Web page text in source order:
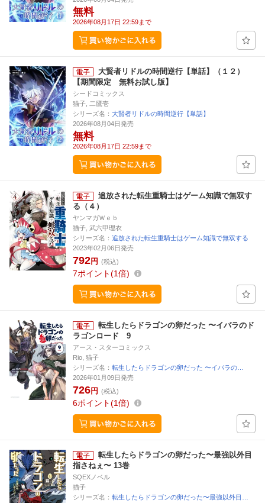
無料
2026年08月17日 22:59まで
大賢者リドルの時間逆行【単話】（１２）
【期間限定 無料お試し版】
シードコミックス
猫子, 二鷹壱
シリーズ名： 大賢者リドルの時間逆行【単話】
2026年08月04日発売
無料
2026年08月17日 22:59まで
追放された転生重騎士はゲーム知識で無双す
る（４）
ヤンマガＷｅｂ
猫子, 武六甲理衣
シリーズ名： 追放された転生重騎士はゲーム知識で無双する
2023年02月06日発売
792円 (税込)
7ポイント 1倍
転生したらドラゴンの卵だった 〜イバラのド
ラゴンロード 9
アース・スターコミックス
Rio, 猫子
シリーズ名： 転生したらドラゴンの卵だった 〜イバラの…
2026年01月09日発売
726円 (税込)
6ポイント 1倍
転生したらドラゴンの卵だった〜最強以外目
指さねぇ〜 13巻
SQEXノベル
猫子
シリーズ名： 転生したらドラゴンの卵だった〜最強以外目…